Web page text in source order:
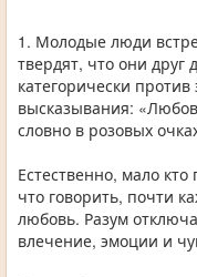
1. Молодые люди
твердят, что они друг
категорически
высказывания:
словно в розовых
Естественно, мало
что говорить, почти
любовь. Разум
влечение, эмоции и